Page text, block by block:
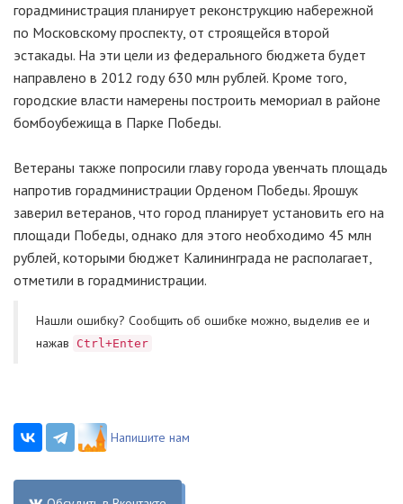
горадминистрация планирует реконструкцию набережной
по Московскому проспекту, от строящейся второй
эстакады. На эти цели из федерального бюджета будет
направлено в 2012 году 630 млн рублей. Кроме того,
городские власти намерены построить мемориал в районе
бомбоубежища в Парке Победы.
Ветераны также попросили главу города увенчать площадь
напротив горадминистрации Орденом Победы. Ярошук
заверил ветеранов, что город планирует установить его на
площади Победы, однако для этого необходимо 45 млн
рублей, которыми бюджет Калининграда не располагает,
отметили в горадминистрации.
Нашли ошибку? Cообщить об ошибке можно, выделив ее и
нажав
Ctrl+Enter
Напишите нам